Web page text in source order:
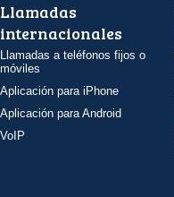
Llamadas
internacionales
Llamadas a teléfonos fijos o
móviles
Aplicación para iPhone
Aplicación para Android
VoIP